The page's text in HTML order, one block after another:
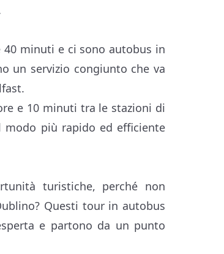
40 minuti e ci sono autobus in
un servizio congiunto che va
e 10 minuti tra le stazioni di
modo più rapido ed efficiente
turistiche, perché non
Questi tour in autobus
e partono da un punto